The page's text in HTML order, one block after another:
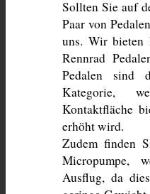
Sollten Sie auf
Paar von
uns. Wir
Rennrad
Pedalen sind
Kategorie,
Kontaktfläche
erhöht wird.
Zudem finden
Micropumpe,
Ausflug, da